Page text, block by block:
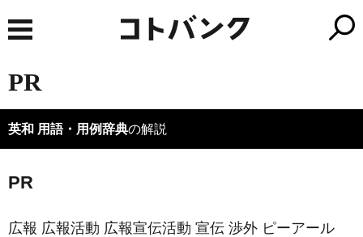
PR
英和 用語・用例辞典の解説
PR
広報 広報活動 広報宣伝活動 宣伝 渉外 ピーアール